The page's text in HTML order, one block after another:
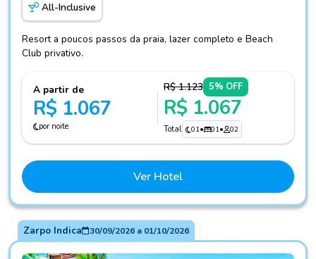
All-Inclusive
Resort a poucos passos da praia, lazer completo e Beach
Club privativo.
A partir de
R$ 1.067
por noite
R$ 1.123 5% OFF
R$ 1.067
Total 01• 01• 02
Ver Hotel
Zarpo Indica 30/09/2026a 01/10/2026